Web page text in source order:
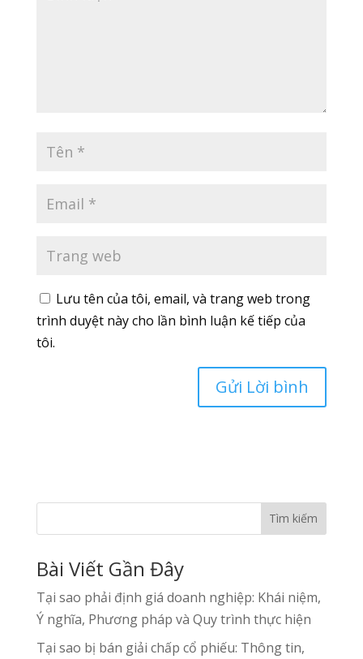
Lưu tên của tôi, email, và trang web trong
trình duyệt này cho lần bình luận kế tiếp của
tôi.
Tìm kiếm
Bài Viết Gần Đây
Tại sao phải định giá doanh nghiệp: Khái niệm,
Ý nghĩa, Phương pháp và Quy trình thực hiện
Tại sao bị bán giải chấp cổ phiếu: Thông tin,